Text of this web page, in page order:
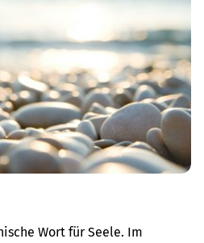
Wort für Seele. Im